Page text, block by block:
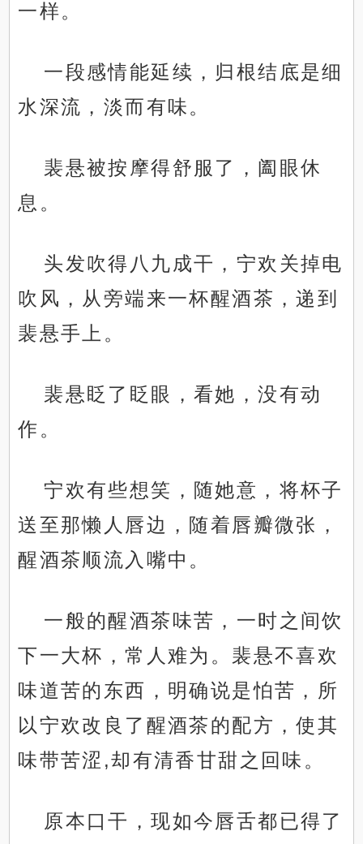
一样。
一段感情能延续，归根结底是细
水深流，淡而有味。
裴悬被按摩得舒服了，阖眼休
息。
头发吹得八九成干，宁欢关掉电
吹风，从旁端来一杯醒酒茶，递到
裴悬手上。
裴悬眨了眨眼，看她，没有动
作。
宁欢有些想笑，随她意，将杯子
送至那懒人唇边，随着唇瓣微张，
醒酒茶顺流入嘴中。
一般的醒酒茶味苦，一时之间饮
下一大杯，常人难为。裴悬不喜欢
味道苦的东西，明确说是怕苦，所
以宁欢改良了醒酒茶的配方，使其
味带苦涩,却有清香甘甜之回味。
原本口干，现如今唇舌都已得了